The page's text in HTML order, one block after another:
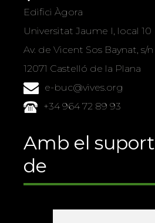
Edifici Àgora
Universitat Jaume I, local 10
Av. de Vicent Sos Baynat, s/n
12071 Castelló de la Plana
e-buc@vives.org
+34 964 72 89 93
Amb el suport
de